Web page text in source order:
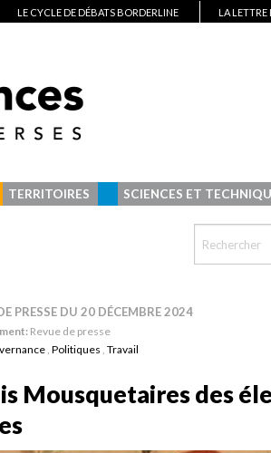
LE CYCLE DE DÉBATS BORDERLINE LA LETTRE
TERRITOIRES SCIENCES ET
PRESSE DU 20 DÉCEMBRE 2024
Revue de presse
, Politiques , Travail
Mousquetaires des